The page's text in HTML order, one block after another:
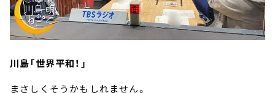
川島「世界平和！」
まさしくそうかもしれません。